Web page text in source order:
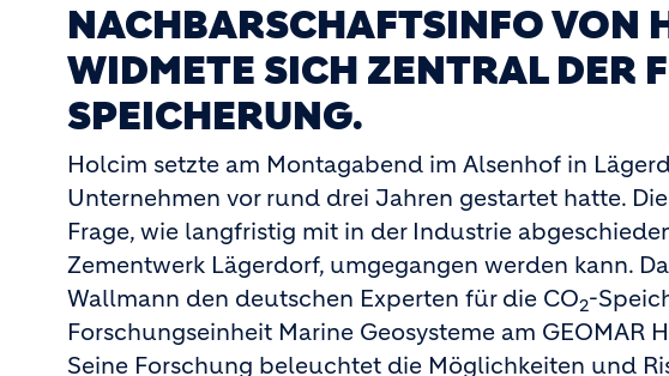
NACHBARSCHAFTSINFO VON
WIDMETE SICH ZENTRAL DER
SPEICHERUNG.
Holcim setzte am Montagabend im Alsenhof in
Unternehmen vor rund drei Jahren gestartet hatte.
Frage, wie langfristig mit in der Industrie
Zementwerk Lägerdorf, umgegangen werden kann.
Wallmann den deutschen Experten für die CO2-
Forschungseinheit Marine Geosysteme am
Seine Forschung beleuchtet die Möglichkeiten und